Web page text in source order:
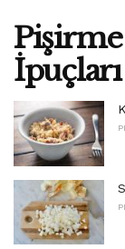
İpuçları